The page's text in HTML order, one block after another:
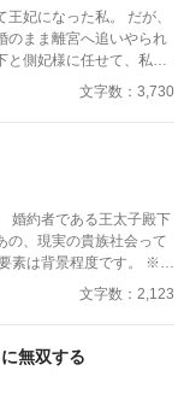
、何度拒絶しても、結婚
妃になった私。 だが、
のまま離宮へ追いやられ
側妃様に任せて、私は
を！…と思っていたの
文字数：3,730
婚約者である王太子殿下
、現実の貴族社会って
文字数：2,123
無双する